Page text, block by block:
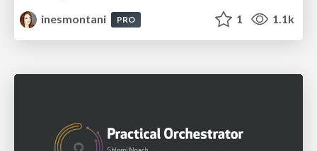
inesmontani
PRO 1 1.1k